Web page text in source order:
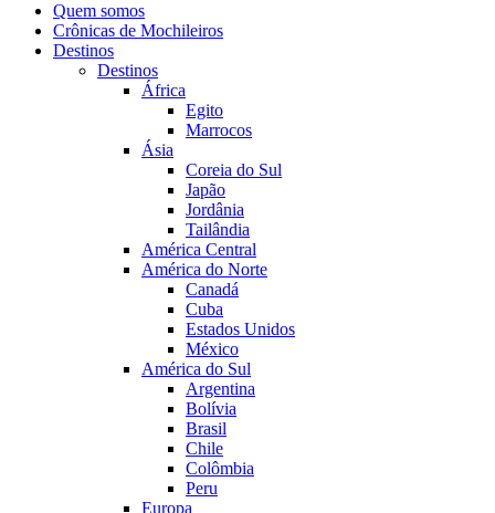
Quem somos
Crônicas de Mochileiros
Destinos
Destinos
África
Egito
Marrocos
Ásia
Coreia do Sul
Japão
Jordânia
Tailândia
América Central
América do Norte
Canadá
Cuba
Estados Unidos
México
América do Sul
Argentina
Bolívia
Brasil
Chile
Colômbia
Peru
Europa